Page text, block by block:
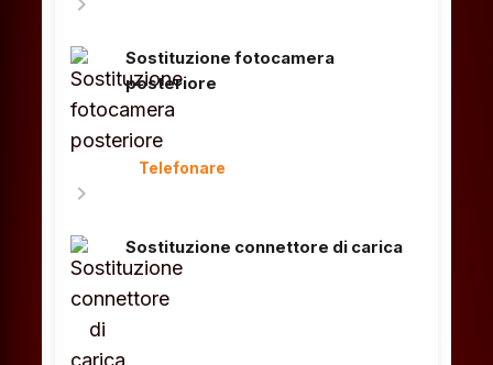
Sostituzione fotocamera
posteriore
Telefonare
chevron_right
Sostituzione connettore di carica